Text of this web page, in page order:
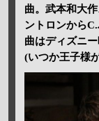
曲。武本和大
ントロンから
曲はディズニ
(いつか王子様